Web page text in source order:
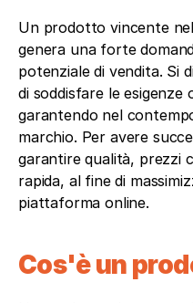
Un prodotto vincente
genera una forte
potenziale di vendita. Si
di soddisfare le esigenze
garantendo nel
marchio. Per avere
garantire qualità, prezzi
rapida, al fine di
piattaforma online.
Cos'è un